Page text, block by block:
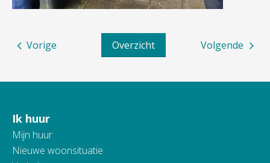
Volgende
Overzicht
Vorige
Contactinformatie
Ik huur
Mijn huur
Nieuwe woonsituatie